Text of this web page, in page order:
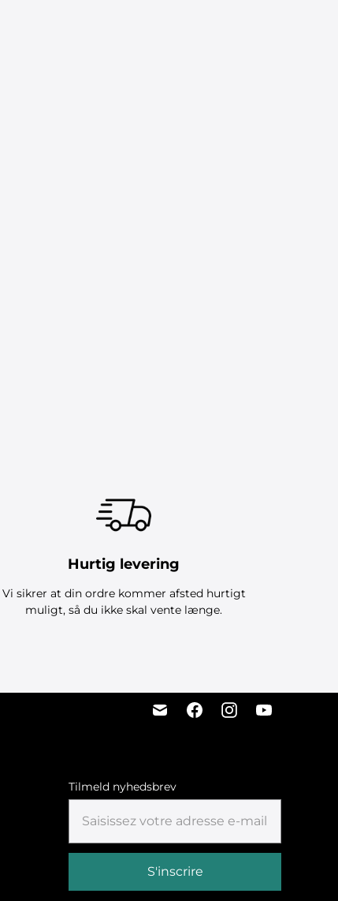
Hurtig levering
Vi sikrer at din ordre kommer afsted hurtigt
muligt, så du ikke skal vente længe.
Tilmeld nyhedsbrev